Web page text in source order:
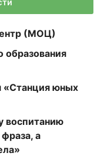
(МОЦ)
образования
«Станция юных
воспитанию
а